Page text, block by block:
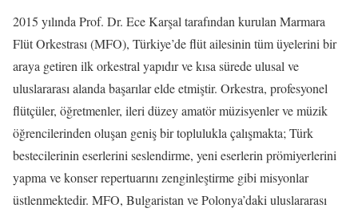
2015 yılında Prof. Dr. Ece Karşal tarafından kurulan Marmara
Flüt Orkestrası (MFO), Türkiye’de flüt ailesinin tüm üyelerini bir
araya getiren ilk orkestral yapıdır ve kısa sürede ulusal ve
uluslararası alanda başarılar elde etmiştir. Orkestra, profesyonel
flütçüler, öğretmenler, ileri düzey amatör müzisyenler ve müzik
öğrencilerinden oluşan geniş bir toplulukla çalışmakta; Türk
bestecilerinin eserlerini seslendirme, yeni eserlerin prömiyerlerini
yapma ve konser repertuarını zenginleştirme gibi misyonlar
üstlenmektedir. MFO, Bulgaristan ve Polonya’daki uluslararası